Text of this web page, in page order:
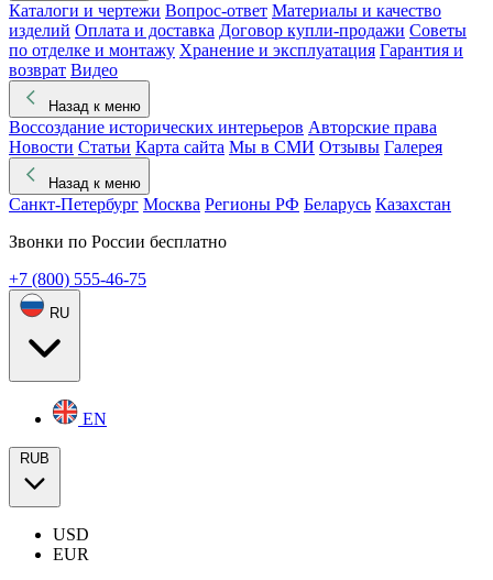
Каталоги и чертежи Вопрос-ответ Материалы и качество
изделий Оплата и доставка Договор купли-продажи Советы
по отделке и монтажу Хранение и эксплуатация Гарантия и
возврат Видео
Назад к меню
Воссоздание исторических интерьеров Авторские права
Новости Статьи Карта сайта Мы в СМИ Отзывы Галерея
Назад к меню
Санкт-Петербург Москва Регионы РФ Беларусь Казахстан
Звонки по России бесплатно
+7 (800) 555-46-75
RU
EN
RUB
USD
EUR